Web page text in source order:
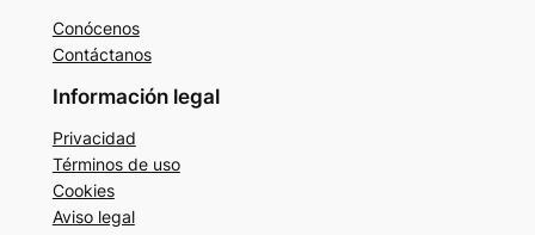
Conócenos
Contáctanos
Información legal
Privacidad
Términos de uso
Cookies
Aviso legal